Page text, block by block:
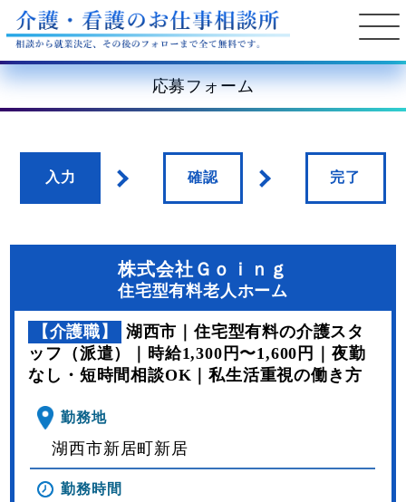
応募フォーム
入力 確認 完了
株式会社Ｇｏｉｎｇ
住宅型有料老人ホーム
【介護職】
湖西市｜住宅型有料の介護スタ
ッフ（派遣）｜時給1,300円〜1,600円｜夜勤
なし・短時間相談OK｜私生活重視の働き方
勤務地
湖西市新居町新居
勤務時間